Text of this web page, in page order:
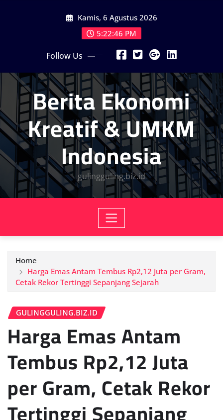
Kamis, 6 Agustus 2026
5:22:48 PM
Follow Us
Berita Ekonomi
Kreatif & UMKM
Indonesia
gulingguling.biz.id
Home
Harga Emas Antam Tembus Rp2,12 Juta per Gram,
Cetak Rekor Tertinggi Sepanjang Sejarah
GULINGGULING.BIZ.ID
Harga Emas Antam
Tembus Rp2,12 Juta
per Gram, Cetak Rekor